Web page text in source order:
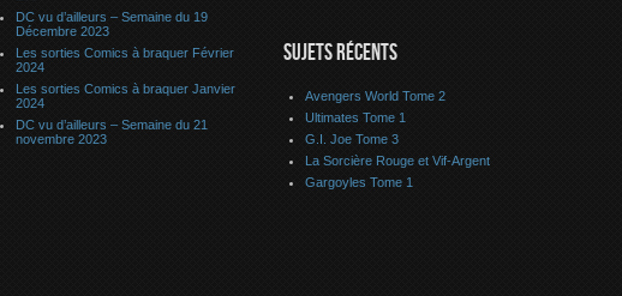
DC vu d’ailleurs – Semaine du 19
Décembre 2023
Les sorties Comics à braquer Février
2024
Les sorties Comics à braquer Janvier
2024
DC vu d’ailleurs – Semaine du 21
novembre 2023
SUJETS RÉCENTS
Avengers World Tome 2
Ultimates Tome 1
G.I. Joe Tome 3
La Sorcière Rouge et Vif-Argent
Gargoyles Tome 1